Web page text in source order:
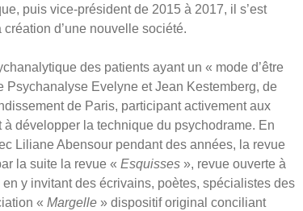
puis vice-président de 2015 à 2017, il s’est
d’une nouvelle société.
des patients ayant un « mode d’être
Evelyne et Jean Kestemberg, de
de Paris, participant activement aux
développer la technique du psychodrame. En
Liliane Abensour pendant des années, la revue
la suite la revue « Esquisses », revue ouverte à
y invitant des écrivains, poètes, spécialistes des
« Margelle » dispositif original conciliant